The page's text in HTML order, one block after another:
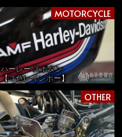
MOTORCYCLE
ハーレー スポタン
【３色レインボー】
OTHER